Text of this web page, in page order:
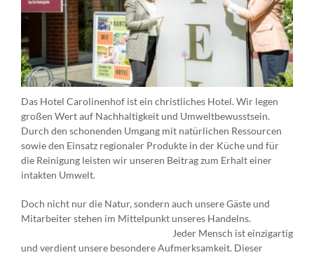
Das Hotel Carolinenhof ist ein christliches Hotel. Wir legen
großen Wert auf Nachhaltigkeit und Umweltbewusstsein.
Durch den schonenden Umgang mit natürlichen Ressourcen
sowie den Einsatz regionaler Produkte in der Küche und für
die Reinigung leisten wir unseren Beitrag zum Erhalt einer
intakten Umwelt.
Doch nicht nur die Natur, sondern auch unsere Gäste und
Mitarbeiter stehen im Mittelpunkt unseres Handelns.
Jeder Mensch ist einzigartig
und verdient unsere besondere Aufmerksamkeit. Dieser